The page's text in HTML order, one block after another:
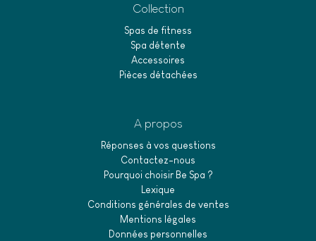
Collection
Spas de fitness
Spa détente
Accessoires
Pièces détachées
A propos
Réponses à vos questions
Contactez-nous
Pourquoi choisir Be Spa ?
Lexique
Conditions générales de ventes
Mentions légales
Données personnelles